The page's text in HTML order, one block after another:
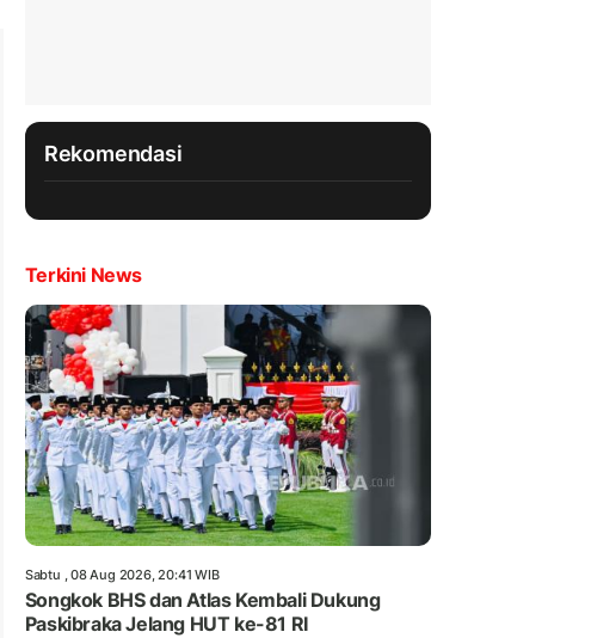
Rekomendasi
Terkini News
Sabtu , 08 Aug 2026, 20:41 WIB
Songkok BHS dan Atlas Kembali Dukung
Paskibraka Jelang HUT ke-81 RI